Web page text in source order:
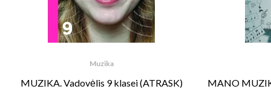
Muzika
MUZIKA. Vadovėlis 9 klasei (ATRASK) MANO